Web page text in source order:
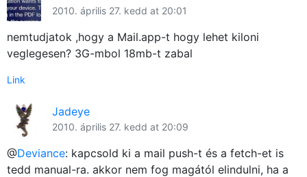
2010. április 27. kedd at 20:01
nemtudjatok ,hogy a Mail.app-t hogy lehet kiloni
veglegesen? 3G-mbol 18mb-t zabal
Link
Jadeye
2010. április 27. kedd at 20:09
@Deviance: kapcsold ki a mail push-t és a fetch-et is
tedd manual-ra. akkor nem fog magától elindulni, ha a